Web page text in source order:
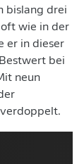
bislang drei
oft wie in der
er in dieser
bei
neun